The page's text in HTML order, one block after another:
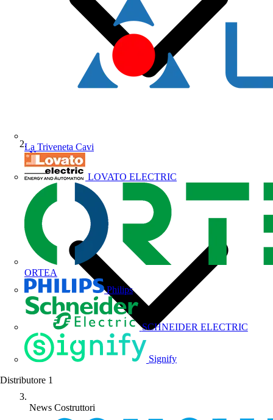
La Triveneta Cavi
LOVATO ELECTRIC
ORTEA
Philips
SCHNEIDER ELECTRIC
Signify
Distributore 1
News
News Costruttori